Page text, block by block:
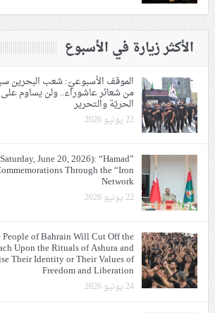
الأكثر زيارة في الأسبوع
الموقف الأسبوعيّ: شعب البحرين
من شعائر عاشوراء.. ولن يساوم
الحريّة والتحرير
22 يونيو 2026
June 20, 2026): “Hamad”
Through the “Iron
Network
22 يونيو 2026
of Bahrain Will Cut Off the
Upon the Rituals of Ashura and
Their Identity or Their Values of
Freedom and Liberation
24 يونيو 2026